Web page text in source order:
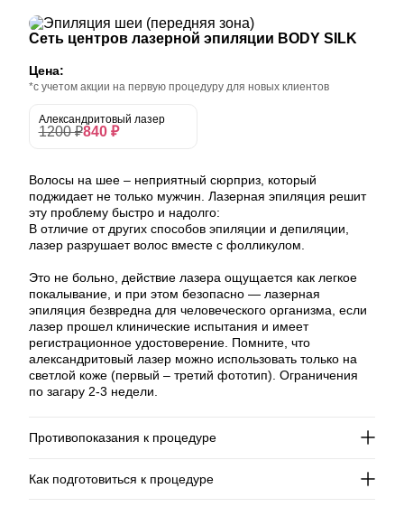
Сеть центров лазерной эпиляции BODY SILK
Цена:
*с учетом акции на первую процедуру для новых клиентов
Александритовый лазер
1200 ₽840 ₽
Волосы на шее – неприятный сюрприз, который
поджидает не только мужчин. Лазерная эпиляция решит
эту проблему быстро и надолго:
В отличие от других способов эпиляции и депиляции,
лазер разрушает волос вместе с фолликулом.
Это не больно, действие лазера ощущается как легкое
покалывание, и при этом безопасно — лазерная
эпиляция безвредна для человеческого организма, если
лазер прошел клинические испытания и имеет
регистрационное удостоверение. Помните, что
александритовый лазер можно использовать только на
светлой коже (первый – третий фототип). Ограничения
по загару 2-3 недели.
Противопоказания к процедуре
Эпилепсия;
Как подготовиться к процедуре